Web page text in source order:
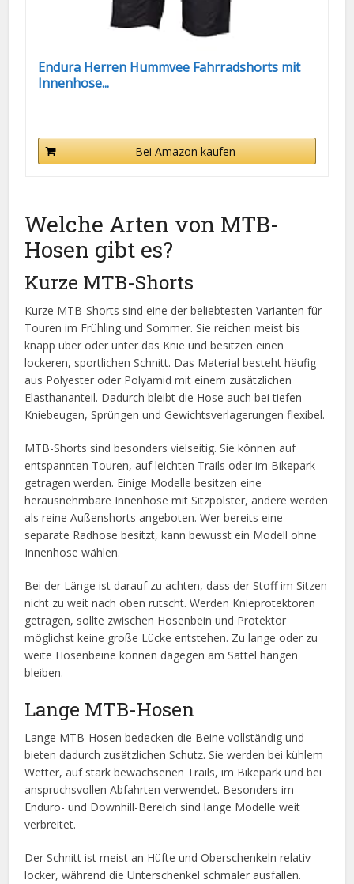
Endura Herren Hummvee Fahrradshorts mit
Innenhose...
Bei Amazon kaufen
Welche Arten von MTB-
Hosen gibt es?
Kurze MTB-Shorts
Kurze MTB-Shorts sind eine der beliebtesten Varianten für
Touren im Frühling und Sommer. Sie reichen meist bis
knapp über oder unter das Knie und besitzen einen
lockeren, sportlichen Schnitt. Das Material besteht häufig
aus Polyester oder Polyamid mit einem zusätzlichen
Elasthananteil. Dadurch bleibt die Hose auch bei tiefen
Kniebeugen, Sprüngen und Gewichtsverlagerungen flexibel.
MTB-Shorts sind besonders vielseitig. Sie können auf
entspannten Touren, auf leichten Trails oder im Bikepark
getragen werden. Einige Modelle besitzen eine
herausnehmbare Innenhose mit Sitzpolster, andere werden
als reine Außenshorts angeboten. Wer bereits eine
separate Radhose besitzt, kann bewusst ein Modell ohne
Innenhose wählen.
Bei der Länge ist darauf zu achten, dass der Stoff im Sitzen
nicht zu weit nach oben rutscht. Werden Knieprotektoren
getragen, sollte zwischen Hosenbein und Protektor
möglichst keine große Lücke entstehen. Zu lange oder zu
weite Hosenbeine können dagegen am Sattel hängen
bleiben.
Lange MTB-Hosen
Lange MTB-Hosen bedecken die Beine vollständig und
bieten dadurch zusätzlichen Schutz. Sie werden bei kühlem
Wetter, auf stark bewachsenen Trails, im Bikepark und bei
anspruchsvollen Abfahrten verwendet. Besonders im
Enduro- und Downhill-Bereich sind lange Modelle weit
verbreitet.
Der Schnitt ist meist an Hüfte und Oberschenkeln relativ
locker, während die Unterschenkel schmaler ausfallen.